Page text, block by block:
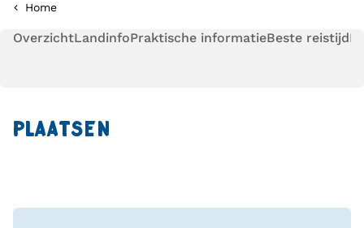
Home
OverzichtLandinfoPraktische informatieBeste reistijd
PLAATSEN